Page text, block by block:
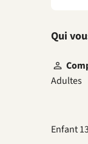
Qui
Adultes
Enfant